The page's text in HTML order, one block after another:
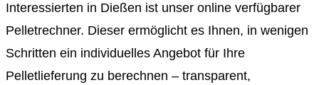
Interessierten in Dießen ist unser online verfügbarer
Pelletrechner. Dieser ermöglicht es Ihnen, in wenigen
Schritten ein individuelles Angebot für Ihre
Pelletlieferung zu berechnen – transparent,